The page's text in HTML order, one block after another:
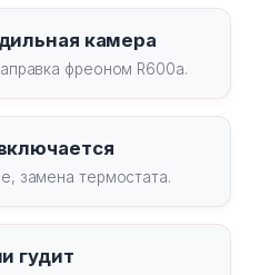
камера
фреоном R600a.
замена термостата.
гудит